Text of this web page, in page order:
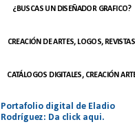
¿BUSCAS UN DISEÑADOR GRAFICO?
CREACIÓN DE ARTES, LOGOS,
CATÁLOGOS DIGITALES, CREACIÓN
Portafolio digital de Eladio
Rodríguez: Da click aqui.